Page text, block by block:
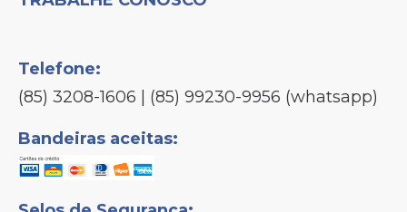
Telefone:
(85) 3208-1606 | (85) 99230-9956 (whatsapp)
Bandeiras aceitas: